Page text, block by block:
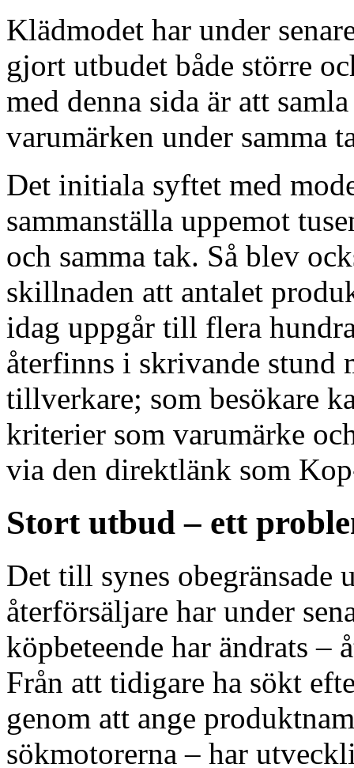
Klädmodet har under
gjort utbudet både större
med denna sida är att
varumärken under samma
Det initiala syftet med
sammanställa uppemot
och samma tak. Så blev
skillnaden att antalet
idag uppgår till flera
återfinns i skrivande stund
tillverkare; som besökare
kriterier som varumärke
via den direktlänk som
Stort utbud – ett
Det till synes obegränsade
återförsäljare har under
köpbeteende har ändrats –
Från att tidigare ha sökt
genom att ange
sökmotorerna – har